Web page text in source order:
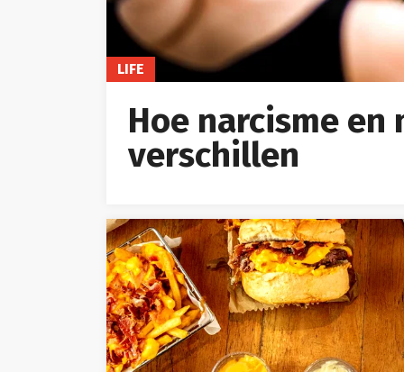
LIFE
Hoe narcisme
verschillen